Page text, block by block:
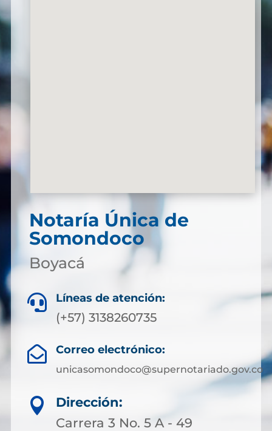
Notaría Única de
Somondoco
Boyacá
 Líneas de atención:
(+57) 3138260735
 Correo electrónico:
unicasomondoco@supernotariado.gov.co

Dirección:
Carrera 3 No. 5 A - 49